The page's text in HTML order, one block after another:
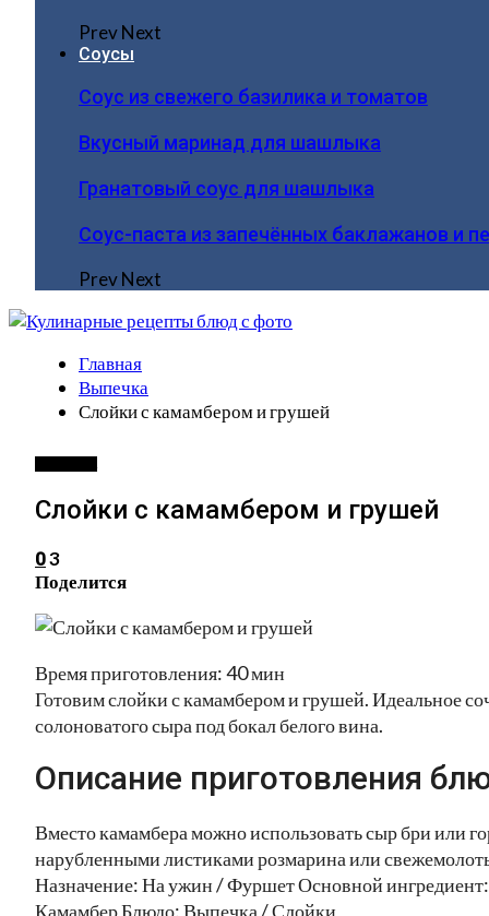
PrevNext
Соусы
Соус из свежего базилика и томатов
Вкусный маринад для шашлыка
Гранатовый соус для шашлыка
Соус-паста из запечённых баклажанов и
PrevNext
Главная
Выпечка
Слойки с камамбером и грушей
Слойки с камамбером и грушей
03
Поделится
Время приготовления: 40 мин
Готовим слойки с камамбером и грушей. Идеальное
солоноватого сыра под бокал белого вина.
Описание приготовления
Вместо камамбера можно использовать сыр бри или
нарубленными листиками розмарина или
Назначение: На ужин / Фуршет Основной
Камамбер Блюдо: Выпечка / Слойки